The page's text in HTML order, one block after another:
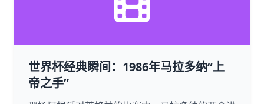
世界杯经典瞬间：1986年马拉多纳“上
帝之手”